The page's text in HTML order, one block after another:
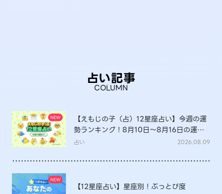
占い記事
COLUMN
【えもじの子（占）12星座占い】今週の運
勢ランキング！8月10日～8月16日の運勢
は？
占い 2026.08.09
【12星座占い】星座別！ぶっとび度